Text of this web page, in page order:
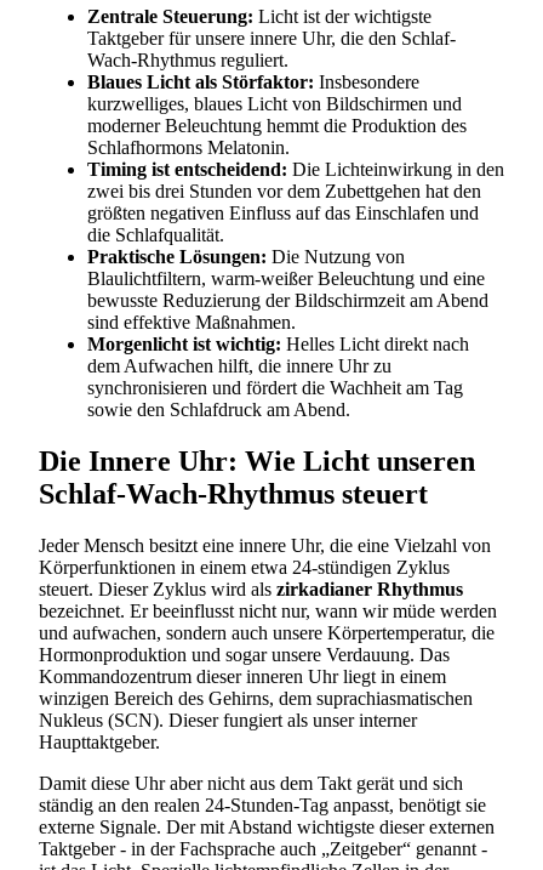
Zentrale Steuerung: Licht ist der wichtigste
Taktgeber für unsere innere Uhr, die den Schlaf-
Wach-Rhythmus reguliert.
Blaues Licht als Störfaktor: Insbesondere
kurzwelliges, blaues Licht von Bildschirmen und
moderner Beleuchtung hemmt die Produktion des
Schlafhormons Melatonin.
Timing ist entscheidend: Die Lichteinwirkung in den
zwei bis drei Stunden vor dem Zubettgehen hat den
größten negativen Einfluss auf das Einschlafen und
die Schlafqualität.
Praktische Lösungen: Die Nutzung von
Blaulichtfiltern, warm-weißer Beleuchtung und eine
bewusste Reduzierung der Bildschirmzeit am Abend
sind effektive Maßnahmen.
Morgenlicht ist wichtig: Helles Licht direkt nach
dem Aufwachen hilft, die innere Uhr zu
synchronisieren und fördert die Wachheit am Tag
sowie den Schlafdruck am Abend.
Die Innere Uhr: Wie Licht unseren
Schlaf-Wach-Rhythmus steuert
Jeder Mensch besitzt eine innere Uhr, die eine Vielzahl von
Körperfunktionen in einem etwa 24-stündigen Zyklus
steuert. Dieser Zyklus wird als zirkadianer Rhythmus
bezeichnet. Er beeinflusst nicht nur, wann wir müde werden
und aufwachen, sondern auch unsere Körpertemperatur, die
Hormonproduktion und sogar unsere Verdauung. Das
Kommandozentrum dieser inneren Uhr liegt in einem
winzigen Bereich des Gehirns, dem suprachiasmatischen
Nukleus (SCN). Dieser fungiert als unser interner
Haupttaktgeber.
Damit diese Uhr aber nicht aus dem Takt gerät und sich
ständig an den realen 24-Stunden-Tag anpasst, benötigt sie
externe Signale. Der mit Abstand wichtigste dieser externen
Taktgeber - in der Fachsprache auch „Zeitgeber“ genannt -